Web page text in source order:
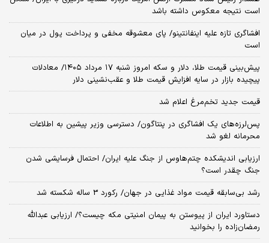
است نتیجه معکوس داشته باشد
افشاگری تازه علیه اینفانتینو/ پای معشوقه مخفی و پرداخت پول در میان
است
پیش‌بینی قیمت طلا، دلار و سکه امروز شنبه ۱۷ مرداد ۱۴۰۵/ معادلات
پیچیده بازار در سایه افزایش قیمت طلا و عقب‌نشینی دلار
قیمت جدید تخم‌مرغ اعلام شد
پس‌لرزه‌های یک افشاگری در پنتاگون/ دسترسی وزیر پیشین به اطلاعات
محرمانه لغو شد
ارزیابی اندیشکده چتم‌هاوس از جنگ علیه ایران/ احتمال فرسایشی شدن
جنگ چقدر است؟
رشد بی‌سابقه قیمت مواد غذایی در جهان/ رکورد 3 ساله شکسته شد
دستاورد ایران از پیوستن به پیمان امنیتی مکه چیست؟/ ارزیابی عبدالله
رمضان‌زاده را بخوانید